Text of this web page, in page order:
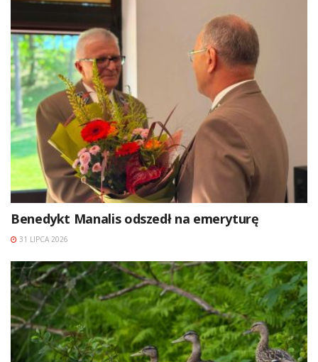
Benedykt Manalis odszedł na emeryturę
31 LIPCA 2026